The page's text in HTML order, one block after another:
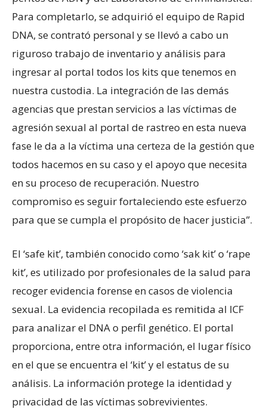
Para completarlo, se adquirió el equipo de Rapid
DNA, se contrató personal y se llevó a cabo un
riguroso trabajo de inventario y análisis para
ingresar al portal todos los kits que tenemos en
nuestra custodia. La integración de las demás
agencias que prestan servicios a las víctimas de
agresión sexual al portal de rastreo en esta nueva
fase le da a la víctima una certeza de la gestión que
todos hacemos en su caso y el apoyo que necesita
en su proceso de recuperación. Nuestro
compromiso es seguir fortaleciendo este esfuerzo
para que se cumpla el propósito de hacer justicia”.
El ‘safe kit’, también conocido como ‘sak kit’ o ‘rape
kit’, es utilizado por profesionales de la salud para
recoger evidencia forense en casos de violencia
sexual. La evidencia recopilada es remitida al ICF
para analizar el DNA o perfil genético. El portal
proporciona, entre otra información, el lugar físico
en el que se encuentra el ‘kit’ y el estatus de su
análisis. La información protege la identidad y
privacidad de las víctimas sobrevivientes.